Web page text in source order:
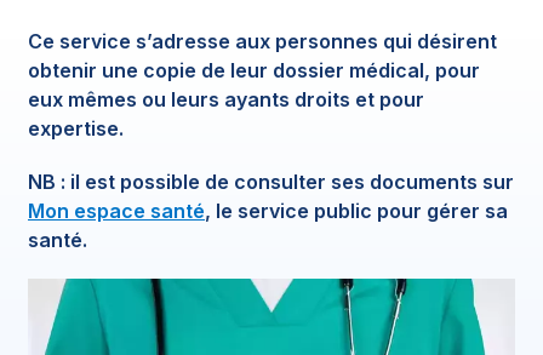
Ce service s’adresse aux personnes qui désirent
obtenir une copie de leur dossier médical, pour
eux mêmes ou leurs ayants droits et pour
expertise.
NB : il est possible de consulter ses documents sur
Mon espace santé, le service public pour gérer sa
santé.